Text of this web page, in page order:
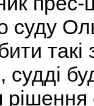
суду
рішення